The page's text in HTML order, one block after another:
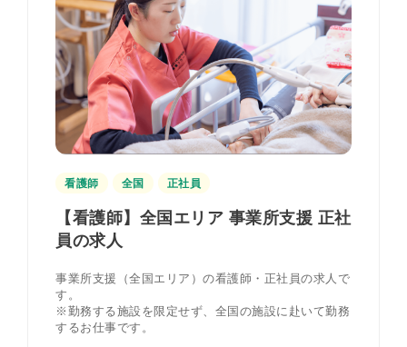
看護師 全国 正社員
【看護師】全国エリア 事業所支援 正社
員の求人
事業所支援（全国エリア）の看護師・正社員の求人で
す。
※勤務する施設を限定せず、全国の施設に赴いて勤務
するお仕事です。